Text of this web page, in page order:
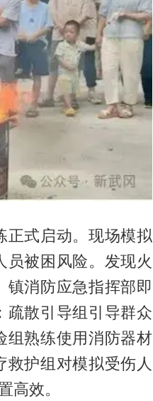
正式启动。现场模拟
被困风险。发现火
镇消防应急指挥部即
疏散引导组引导群众
组熟练使用消防器材
护组对模拟受伤人
高效。